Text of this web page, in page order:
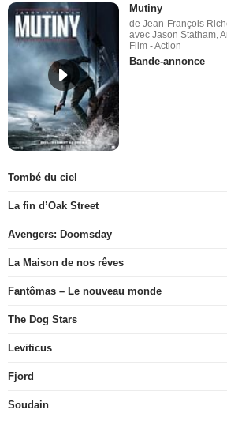
Mutiny
de Jean-François
avec Jason Statham,
Film - Action
Bande-annonce
Tombé du ciel
La fin d’Oak Street
Avengers: Doomsday
La Maison de nos rêves
Fantômas – Le nouveau monde
The Dog Stars
Leviticus
Fjord
Soudain